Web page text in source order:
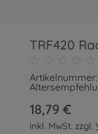
TRF420
18,79 €
inkl. MwSt. zzgl.